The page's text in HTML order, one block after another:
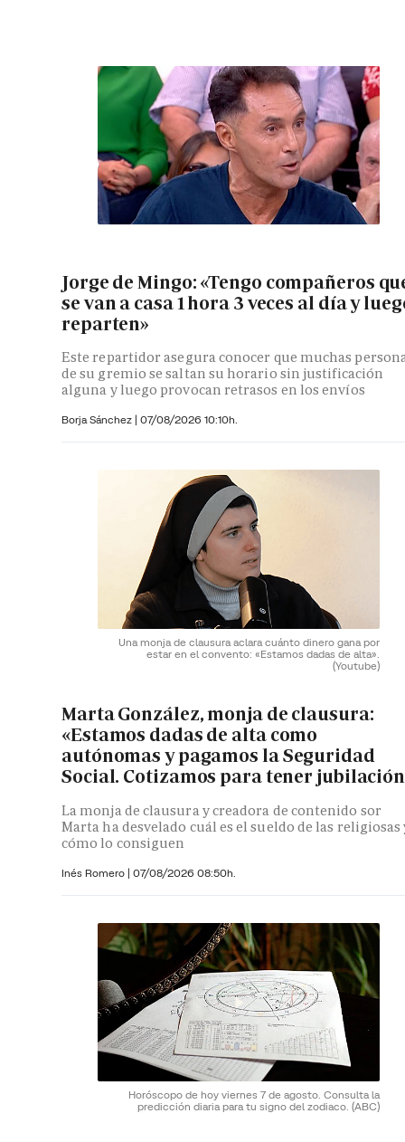
Jorge de Mingo: «Tengo compañeros
se van a casa 1 hora 3 veces al día y
reparten»
Este repartidor asegura conocer que muchas
de su gremio se saltan su horario sin justificación
alguna y luego provocan retrasos en los envíos
Borja Sánchez | 07/08/2026 10:10h.
Una monja de clausura aclara cuánto dinero gana por
estar en el convento: «Estamos dadas de alta».
(Youtube)
Marta González, monja de clausura:
«Estamos dadas de alta como
autónomas y pagamos la Seguridad
Social. Cotizamos para tener
La monja de clausura y creadora de contenido sor
Marta ha desvelado cuál es el sueldo de las religiosas
cómo lo consiguen
Inés Romero | 07/08/2026 08:50h.
Horóscopo de hoy viernes 7 de agosto. Consulta la
predicción diaria para tu signo del zodiaco. (ABC)